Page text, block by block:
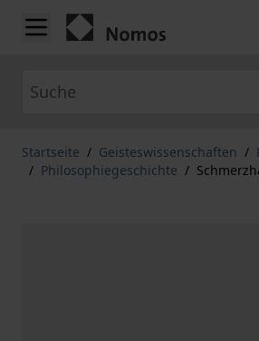
Zum Inhalt springen
Startseite / Geisteswissenschaften /
/ Philosophiegeschichte /